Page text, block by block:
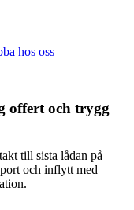
hos oss
offert och trygg
till sista lådan på
och inflytt med